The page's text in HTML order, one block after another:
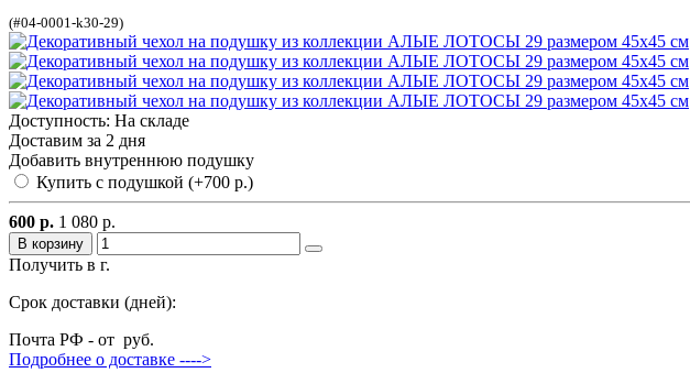
(#04-0001-k30-29)
Доступность: На складе
Доставим за 2 дня
Добавить внутреннюю подушку
Купить с подушкой (+700 р.)
600 р. 1 080 р.
В корзину
Получить в г.
Срок доставки (дней):
Почта РФ - от руб.
Подробнее о доставке ---->